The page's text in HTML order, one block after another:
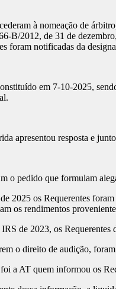
à nomeação de
B/2012, de 31 de
foram notificadas da
em 7-10-2025,
apresentou resposta e
o pedido que formulam
2025 os Requerentes
os rendimentos
de 2023, os Requerentes
o direito de audição,
a AT quem informou os